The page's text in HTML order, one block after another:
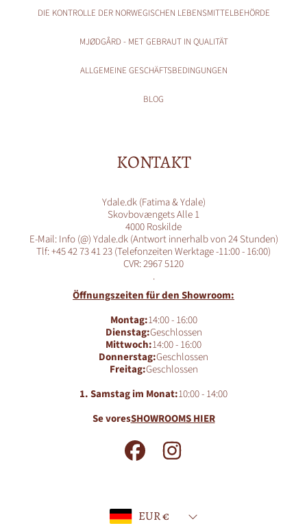
DIE KONTROLLE DER NORWEGISCHEN LEBENSMITTELBEHÖRDE
MJØDGÅRD - MET GEBRAUT IN QUALITÄT
ALLGEMEINE GESCHÄFTSBEDINGUNGEN
BLOG
KONTAKT
Ydale.dk (Fatima & Ydale)
Skovbovængets Alle 1
4000 Roskilde
E-Mail: Info (@) Ydale.dk (Antwort innerhalb von 24 Stunden)
Tlf: +45 42 73 41 23 (Telefonzeiten Werktage -11:00 - 16:00)
CVR: 2967 5120
.
Öffnungszeiten für den Showroom:
Montag:14:00 - 16:00
Dienstag:Geschlossen
Mittwoch:14:00 - 16:00
Donnerstag:Geschlossen
Freitag:Geschlossen
1. Samstag im Monat:10:00 - 14:00
Se voresSHOWROOMS HIER
FACEBOOK
EUR €